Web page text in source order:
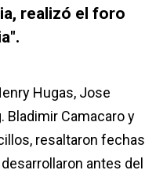
realizó el foro
Hugas, Jose
Bladimir Camacaro y
resaltaron fechas
antes del